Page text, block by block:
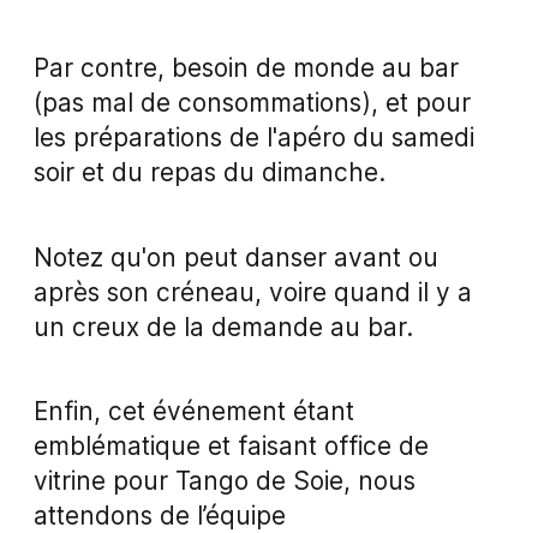
Par contre, besoin de monde au bar
(pas mal de consommations), et pour
les préparations de l'apéro du samedi
soir et du repas du dimanche.
Notez qu'on peut danser avant ou
après son créneau, voire quand il y a
un creux de la demande au bar.
Enfin, cet événement étant
emblématique et faisant office de
vitrine pour Tango de Soie, nous
attendons de l’équipe